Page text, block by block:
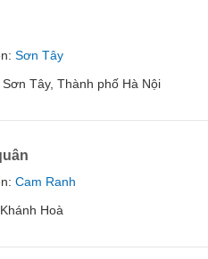
Sơn Tây
Tây, Thành phố Hà Nội
Cam Ranh
Hoà